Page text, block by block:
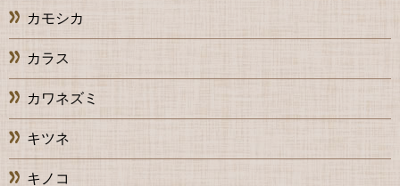
カモシカ
カラス
カワネズミ
キツネ
キノコ